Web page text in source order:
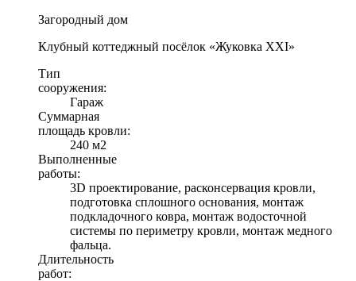
Загородный дом
Клубный коттеджный посёлок «Жуковка XXI»
Тип
сооружения:
Гараж
Суммарная
площадь кровли:
240 м2
Выполненные
работы:
3D проектирование, расконсервация кровли,
подготовка сплошного основания, монтаж
подкладочного ковра, монтаж водосточной
системы по периметру кровли, монтаж медного
фальца.
Длительность
работ: